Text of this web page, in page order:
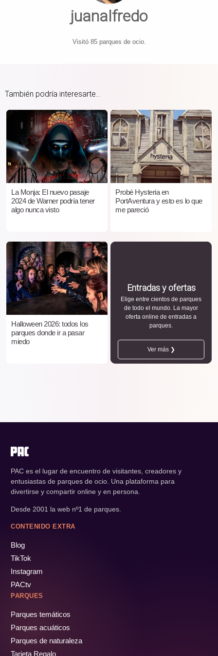
juanalfredo
Visitó 85 parques de ocio.
También podría interesarte...
La Monja: El nuevo pasaje
2024 de Warner podría tener
algo nunca visto
Probé Hysteria en
PortAventura y esto es lo que
me pareció
Halloween 2026: todos los
parques donde ir a pasar
miedo
Entradas y ofertas
Elige entre cientos de parques
de todo el mundo. La mayor
oferta online de entradas a
parques.
Ver más ❯
PAC es el lugar de encuentro de visitantes, creadores y
entusiastas de parques de ocio. Una plataforma para
divertirse y compartir online y en persona.
Desde 2001 la web nº1 de parques.
CONTENIDO EXTRA
Blog
TikTok
Instagram
PACtv
PARQUES
Parques temáticos
Parques acuáticos
Parques de naturaleza
Tarjeta Regalo